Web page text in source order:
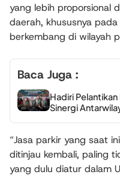
yang lebih proporsional
daerah, khususnya
berkembang di wilayah
Baca Juga :
Hadiri Pelantikan
Sinergi
“Jasa parkir yang saat
ditinjau kembali, paling
yang dulu diatur dalam